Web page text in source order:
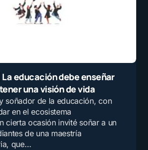
educación debe enseñar
una visión de vida
soñador de la educación, con
en el ecosistema
cierta ocasión invité soñar a un
de una maestría
que…